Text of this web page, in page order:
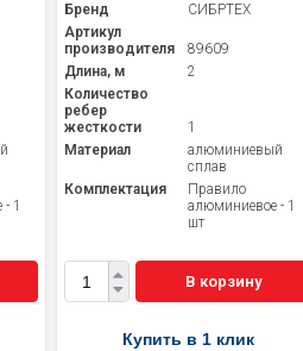
1
Бренд
СИБРТЕХ
Артикул
производителя
89609
Длина, м
2
Количество
ребер
жесткости
1
Материал
алюминиевый
сплав
Комплектация
Правило
алюминиевое - 1
шт
В корзину
Купить в 1 клик